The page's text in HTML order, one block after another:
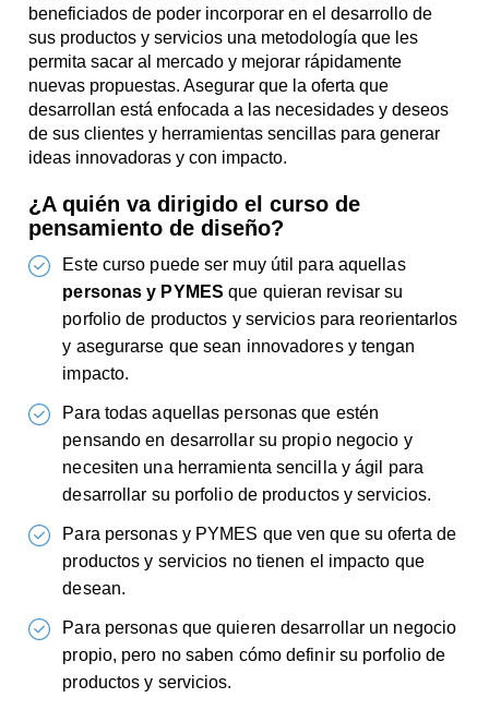
beneficiados de poder incorporar en el desarrollo de
sus productos y servicios una metodología que les
permita sacar al mercado y mejorar rápidamente
nuevas propuestas. Asegurar que la oferta que
desarrollan está enfocada a las necesidades y deseos
de sus clientes y herramientas sencillas para generar
ideas innovadoras y con impacto.
¿A quién va dirigido el curso de
pensamiento de diseño?
Este curso puede ser muy útil para aquellas
personas y PYMES que quieran revisar su
porfolio de productos y servicios para reorientarlos
y asegurarse que sean innovadores y tengan
impacto.
Para todas aquellas personas que estén
pensando en desarrollar su propio negocio y
necesiten una herramienta sencilla y ágil para
desarrollar su porfolio de productos y servicios.
Para personas y PYMES que ven que su oferta de
productos y servicios no tienen el impacto que
desean.
Para personas que quieren desarrollar un negocio
propio, pero no saben cómo definir su porfolio de
productos y servicios.